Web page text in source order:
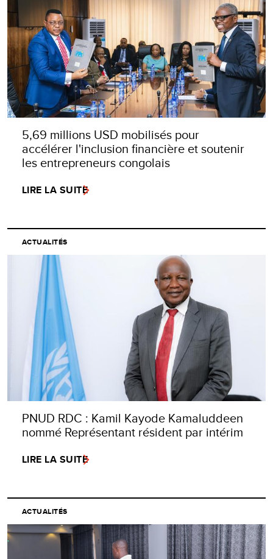
5,69 millions USD mobilisés pour
accélérer l'inclusion financière et soutenir
les entrepreneurs congolais
LIRE LA SUITE
ACTUALITÉS
PNUD RDC : Kamil Kayode Kamaluddeen
nommé Représentant résident par intérim
LIRE LA SUITE
ACTUALITÉS